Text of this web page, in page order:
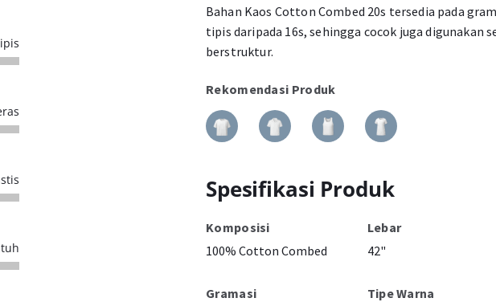
Bahan Kaos Cotton Combed 20s tersedia pada
tipis daripada 16s, sehingga cocok juga digunakan
berstruktur.
Rekomendasi Produk
Spesifikasi Produk
Komposisi
100% Cotton Combed
Lebar
42"
Gramasi
Tipe Warna